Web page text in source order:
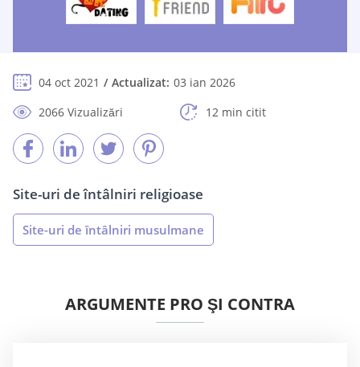
04 oct 2021 Actualizat: 03 ian 2026
2066 Vizualizări
12 min citit
Site-uri de întâlniri religioase
Site-uri de întâlniri musulmane
ARGUMENTE PRO ŞI CONTRA